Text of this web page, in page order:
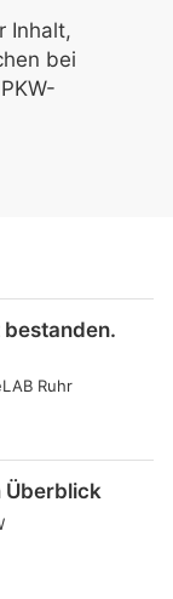
Inhalt,
bei
bestanden.
Ruhr
Überblick